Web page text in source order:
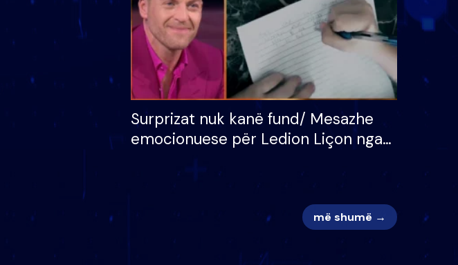
Surprizat nuk kanë fund/ Mesazhe
emocionuese për Ledion Liçon nga
më shumë →